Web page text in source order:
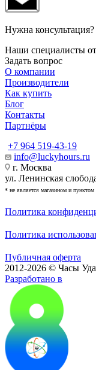
Нужна консультация?
Наши специалисты
Задать вопрос
О компании
Производители
Как купить
Блог
Контакты
Партнёры
+7 964 519-43-19
info@luckyhours.ru
г. Москва
ул. Ленинская
* не является магазином и пунктом
Политика
Политика
Публичная оферта
2012-2026 © Часы
Разработано в